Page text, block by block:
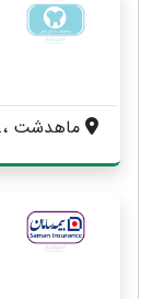
ماهدشت ، نبش ميدان آزادگان ، جنب کیف و کفش نصیری